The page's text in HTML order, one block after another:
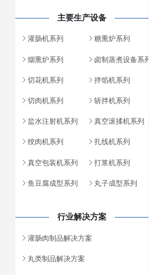
主要生产设备
灌肠机系列 糖熏炉系列
烟熏炉系列 卤制蒸煮设备系列
切花机系列 拌馅机系列
切肉机系列 斩拌机系列
盐水注射机系列 真空滚揉机系列
绞肉机系列 扎线机系列
真空包装机系列 打浆机系列
鱼豆腐成型系列 丸子成型系列
行业解决方案
灌肠肉制品解决方案
丸类制品解决方案